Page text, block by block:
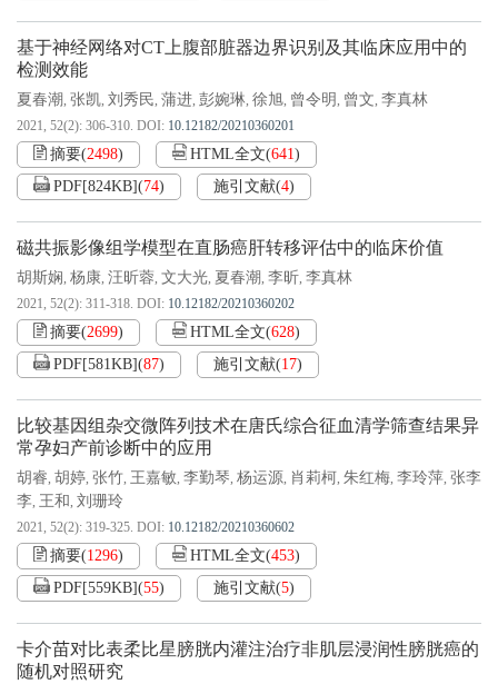
基于神经网络对CT上腹部脏器边界识别及其临床应用中的
检测效能
夏春潮, 张凯, 刘秀民, 蒲进, 彭婉琳, 徐旭, 曾令明, 曾文, 李真林
2021, 52(2): 306-310. DOI: 10.12182/20210360201
摘要(2498) HTML全文(641)
PDF[824KB](74) 施引文献(4)
磁共振影像组学模型在直肠癌肝转移评估中的临床价值
胡斯娴, 杨康, 汪昕蓉, 文大光, 夏春潮, 李昕, 李真林
2021, 52(2): 311-318. DOI: 10.12182/20210360202
摘要(2699) HTML全文(628)
PDF[581KB](87) 施引文献(17)
比较基因组杂交微阵列技术在唐氏综合征血清学筛查结果异
常孕妇产前诊断中的应用
胡睿, 胡婷, 张竹, 王嘉敏, 李勤琴, 杨运源, 肖莉柯, 朱红梅, 李玲萍, 张李
李, 王和, 刘珊玲
2021, 52(2): 319-325. DOI: 10.12182/20210360602
摘要(1296) HTML全文(453)
PDF[559KB](55) 施引文献(5)
卡介苗对比表柔比星膀胱内灌注治疗非肌层浸润性膀胱癌的
随机对照研究